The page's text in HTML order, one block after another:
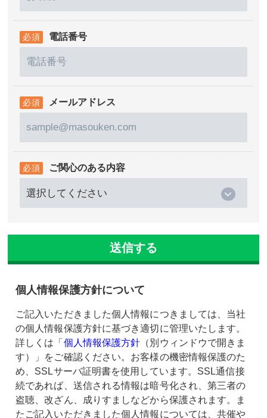
電話番号
メールアドレス
ご関心のある内容
個人情報保護方針について
ご記入いただきました個人情報につきましては、当社
の個人情報保護方針に基づき適切に管理いたします。
詳しくは「 個人情報保護方針 （別ウィンドウで開きま
す）」をご確認ください。お客様の機密情報保護のた
め、SSLサーバ証明書を使用しています。SSL通信接
続であれば、送信される情報は暗号化され、第三者の
盗聴、改ざん、成りすましなどから保護されます。ま
たご記入いただきました個人情報については、共催や